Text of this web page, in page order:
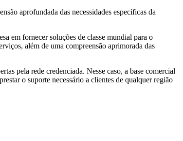
aprofundada das necessidades específicas da
em fornecer soluções de classe mundial para o
além de uma compreensão aprimorada das
pela rede credenciada. Nesse caso, a base comercial
o suporte necessário a clientes de qualquer região